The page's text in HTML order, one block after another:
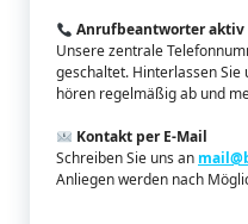
Anrufbeantworter aktiv
Unsere zentrale
geschaltet. Hinterlassen
hören regelmäßig ab und
Kontakt per E-Mail
Schreiben Sie uns an
Anliegen werden nach